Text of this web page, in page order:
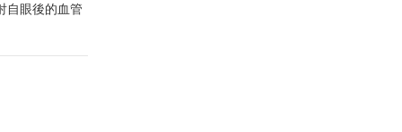
自眼後的血管